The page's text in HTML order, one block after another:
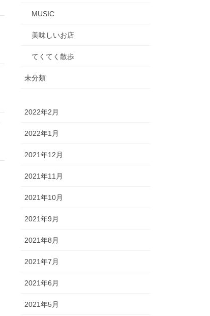
MUSIC
美味しいお店
てくてく散歩
未分類
2022年2月
2022年1月
2021年12月
2021年11月
2021年10月
2021年9月
2021年8月
2021年7月
2021年6月
2021年5月